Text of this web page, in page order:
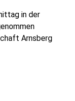
in der
Arnsberg